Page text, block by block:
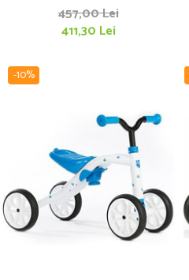
457,00 Lei
411,30 Lei
-10%